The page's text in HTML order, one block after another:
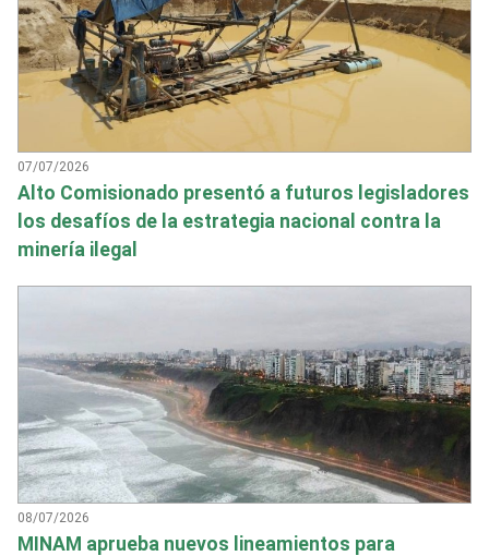
07/07/2026
Alto Comisionado presentó a futuros legisladores
los desafíos de la estrategia nacional contra la
minería ilegal
08/07/2026
MINAM aprueba nuevos lineamientos para